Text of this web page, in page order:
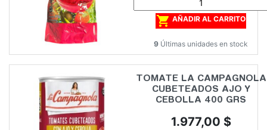
 AÑADIR AL CARRITO
9 Últimas unidades en stock
TOMATE LA CAMPAGNOLA
CUBETEADOS AJO Y
CEBOLLA 400 GRS
Precio
1.977,00 $